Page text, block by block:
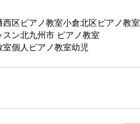
西区ピアノ教室小倉北区ピアノ教室
スン北九州市 ピアノ教室
室個人ピアノ教室幼児